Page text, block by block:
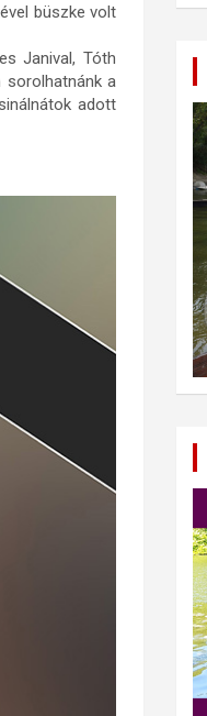
büszke volt
Janival, Tóth
sorolhatnánk a
adott